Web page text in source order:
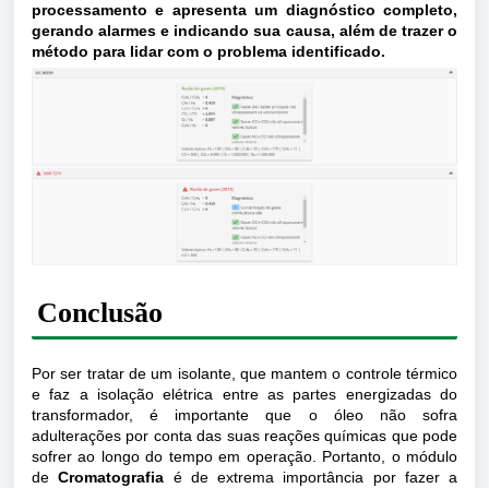
processamento e apresenta um diagnóstico completo,
gerando alarmes e indicando sua causa, além de trazer o
método para lidar com o problema identificado.
Conclusão
Por ser tratar de um isolante, que mantem o controle térmico
e faz a isolação elétrica entre as partes energizadas do
transformador, é importante que o óleo não sofra
adulterações por conta das suas reações químicas que pode
sofrer ao longo do tempo em operação. Portanto, o módulo
deCromatografia é de extrema importância por fazer a